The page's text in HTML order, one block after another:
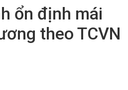
ổn định mái
theo TCVN